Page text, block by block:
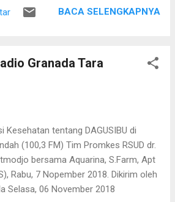
rotan hingga menjadi bahan
tangan masyarakat setempat, rotan
Bapak tersebut bercerita bahwa rotan
berasal dari kebun karet yang
dikenal memiliki banyak duri
duri-duri pada bagian batang yang
terlebih dahulu. Setelah
barulah rotan dapat...
BACA SELENGKAPNYA
Granada Tara
Kesehatan tentang DAGUSIBU di
(100,3 FM) Tim Promkes RSUD dr.
bersama Aquarina, S.Farm, Apt
Rabu, 7 Nopember 2018. Dikirim oleh
Selasa, 06 November 2018